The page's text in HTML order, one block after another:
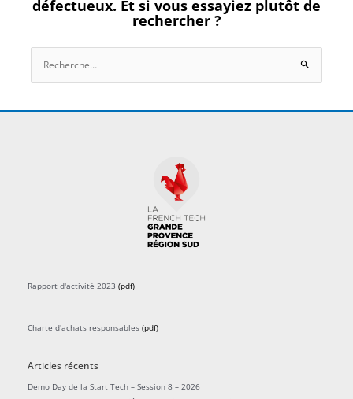
défectueux. Et si vous essayiez plutôt de
rechercher ?
Rechercher :
Rapport d'activité 2023 (pdf)
Charte d'achats responsables (pdf)
Articles récents
Demo Day de la Start Tech – Session 8 – 2026